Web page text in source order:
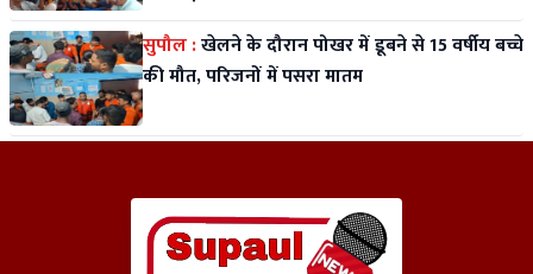
सुपौल :खेलने के दौरान पोखर में डूबने से 15 वर्षीय बच्चे
की मौत, परिजनों में पसरा मातम